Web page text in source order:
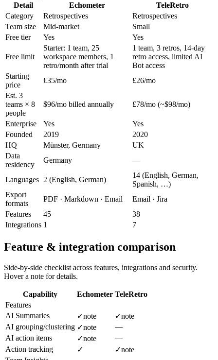
Detail
Echometer
TeleRetro
Category
Retrospectives
Retrospectives
Team size
Mid-market
Small
Free tier
Yes Yes
Free limit
Starter: 1 team, 25
workspace members, 1
retro/month after trial
1 team, 3 retros, 14-day
retro access, limited AI
Bot access
Starting
price
€35/mo
£26/mo
Est. 3
teams × 8
people
$96/mo billed annually £78/mo (~$98/mo)
Enterprise Yes
Yes
Founded
2019
2020
HQ
Münster, Germany
UK
Data
residency
Germany —
Languages 2 (English, German)
14 (English, German,
Spanish, …)
Export
formats
PDF · Markdown · Email
Email · Jira
Features
45
38
Integrations 1 7
Feature & integration comparison
Side-by-side checklist across features, integrations and security.
Hover a note for details.
Capability Echometer TeleRetro
Features
AI Summaries
✓note ✓note
AI grouping/clustering ✓note
—
AI action items
✓note
—
Action tracking
✓ ✓note